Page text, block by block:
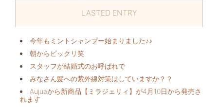
LASTED ENTRY
今年もミントシャンプー始まりました♪♪
朝からビックリ️笑
スタッフが結婚式のお呼ばれで
みなさん髪への紫外線対策はしていますか？？
Aujuaから新商品【ミラジェリィ】が4月10日から発売さ
れます